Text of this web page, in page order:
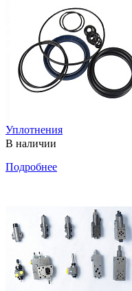
Уплотнения
В наличии
Подробнее